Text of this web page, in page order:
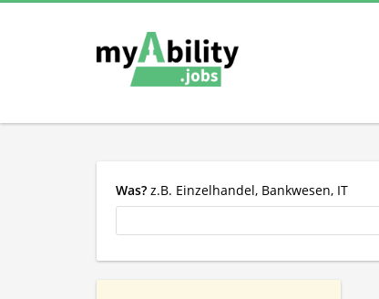
Was? z.B. Einzelhandel, Bankwesen, IT